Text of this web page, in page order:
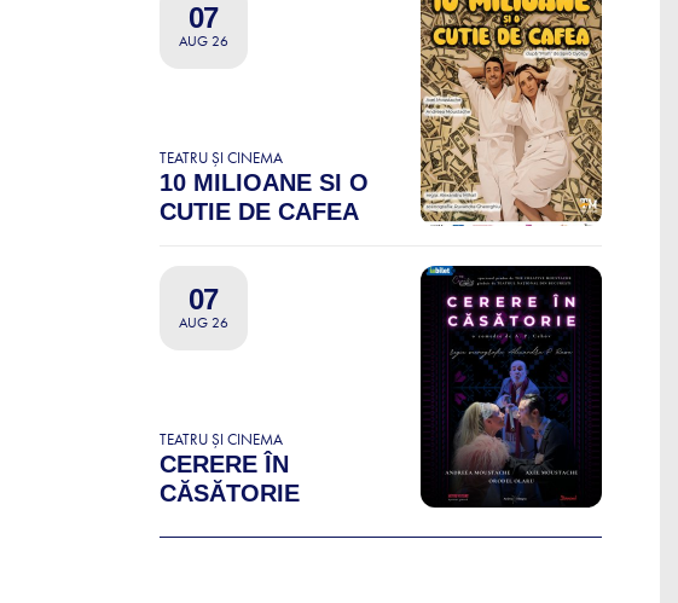
07
AUG 26
TEATRU ȘI CINEMA
10 MILIOANE SI O
CUTIE DE CAFEA
07
AUG 26
TEATRU ȘI CINEMA
CERERE ÎN
CĂSĂTORIE